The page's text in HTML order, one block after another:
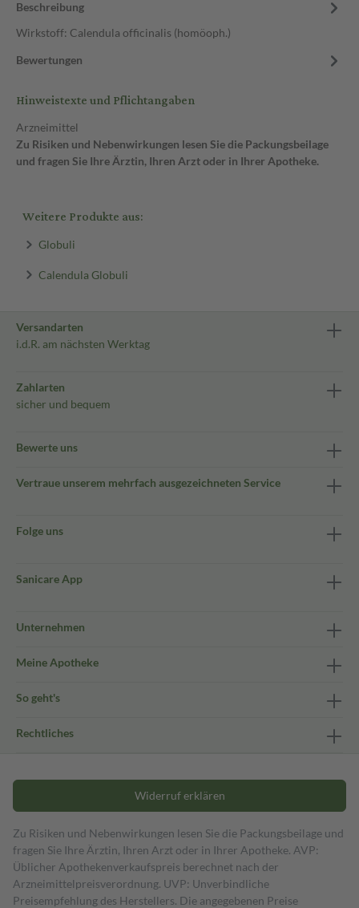
Beschreibung
Wirkstoff: Calendula officinalis (homöoph.)
Bewertungen
Hinweistexte und Pflichtangaben
Arzneimittel
Zu Risiken und Nebenwirkungen lesen Sie die Packungsbeilage
und fragen Sie Ihre Ärztin, Ihren Arzt oder in Ihrer Apotheke.
Weitere Produkte aus:
Globuli
Calendula Globuli
Versandarten
i.d.R. am nächsten Werktag
Zahlarten
sicher und bequem
Bewerte uns
Vertraue unserem mehrfach ausgezeichneten Service
Folge uns
Sanicare App
Unternehmen
Meine Apotheke
So geht's
Rechtliches
Widerruf erklären
Zu Risiken und Nebenwirkungen lesen Sie die Packungsbeilage und
fragen Sie Ihre Ärztin, Ihren Arzt oder in Ihrer Apotheke. AVP:
Üblicher Apothekenverkaufspreis berechnet nach der
Arzneimittelpreisverordnung. UVP: Unverbindliche
Preisempfehlung des Herstellers. Die angegebenen Preise